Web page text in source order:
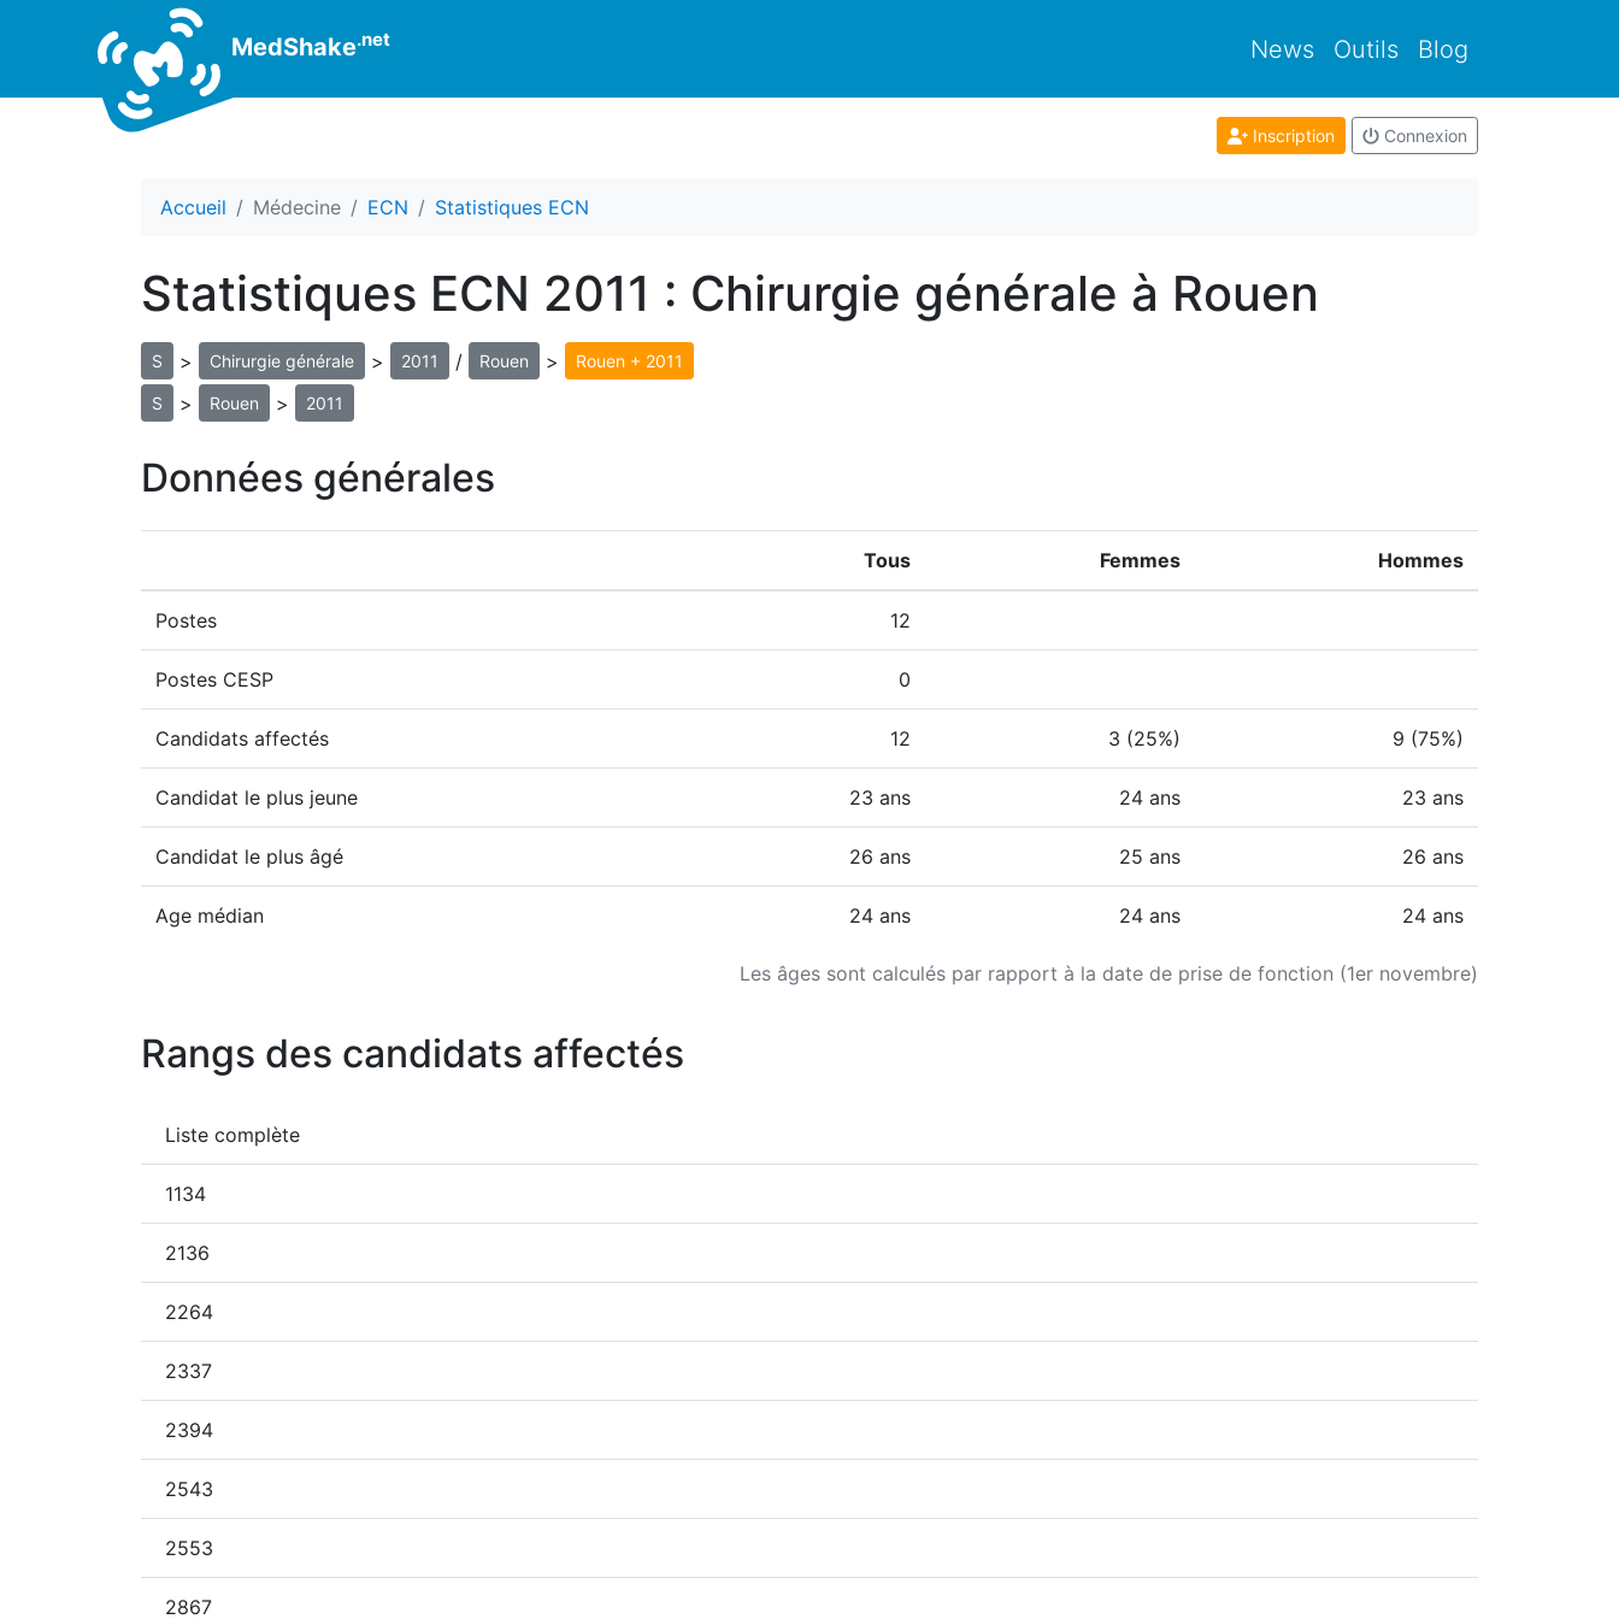
MedShake.net News Outils Blog
Inscription Connexion
Accueil Médecine ECN Statistiques ECN
Statistiques ECN 2011 : Chirurgie générale à Rouen
S > Chirurgie générale > 2011 / Rouen > Rouen + 2011
S > Rouen > 2011
Données générales
Les âges sont calculés par rapport à la date de prise de fonction (1er novembre)
Tous Femmes Hommes
Postes 12
Postes CESP 0
Candidats affectés 12 3 (25%) 9 (75%)
Candidat le plus jeune 23 ans 24 ans 23 ans
Candidat le plus âgé 26 ans 25 ans 26 ans
Age médian 24 ans 24 ans 24 ans
Rangs des candidats affectés
Liste complète
1134
2136
2264
2337
2394
2543
2553
2867